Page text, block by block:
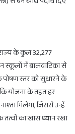
के कुल 32,277
स्कूलों में बालवाटिका से
पोषण स्तर को सुधारने के
योजना के तहत हर
मिलेगा, जिससे उन्हें
तत्वों का खास ध्यान रखा